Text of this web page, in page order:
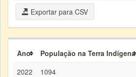
Exportar para CSV
Ano População na Terra Indígena
2022
1094